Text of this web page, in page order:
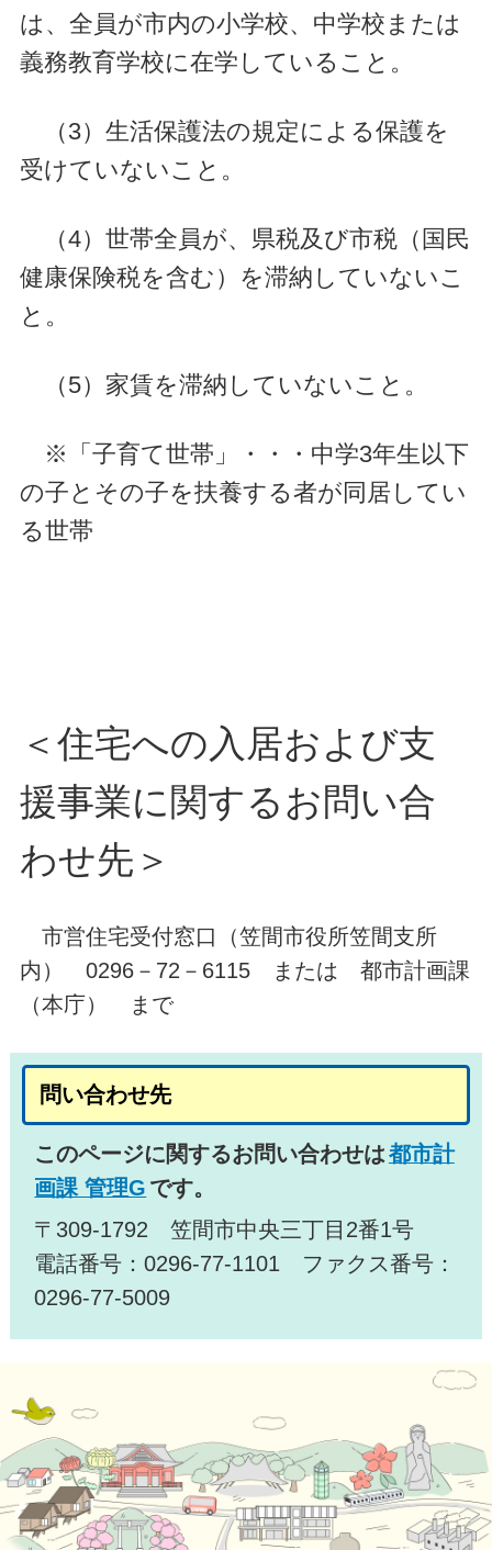
は、全員が市内の小学校、中学校または
義務教育学校に在学していること。
（3）生活保護法の規定による保護を
受けていないこと。
（4）世帯全員が、県税及び市税（国民
健康保険税を含む）を滞納していないこ
と。
（5）家賃を滞納していないこと。
※「子育て世帯」・・・中学3年生以下
の子とその子を扶養する者が同居してい
る世帯
＜住宅への入居および支
援事業に関するお問い合
わせ先＞
市営住宅受付窓口（笠間市役所笠間支所
内） 0296－72－6115
または 都市計画課
（本庁） まで
問い合わせ先
このページに関するお問い合わせは都市計
画課 管理G です。
〒309-1792 笠間市中央三丁目2番1号
電話番号：0296-77-1101 ファクス番号：
0296-77-5009